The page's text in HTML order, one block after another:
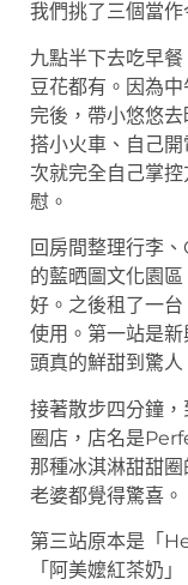
我們挑了三個當作
九點半下去吃早
豆花都有。因為
完後，帶小悠悠
搭小火車、自己
次就完全自己掌
慰。
回房間整理行李
的藍晒圖文化園
好。之後租了一
使用。第一站是
頭真的鮮甜到驚
接著散步四分鐘
圈店，店名是
那種冰淇淋甜甜
老婆都覺得驚喜。
第三站原本是「
「阿美嬤紅茶奶